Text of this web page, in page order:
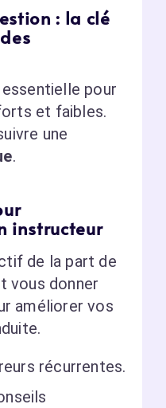
: la clé
essentielle pour
et faibles.
une
.
instructeur
de la part de
vous donner
améliorer vos
récurrentes.